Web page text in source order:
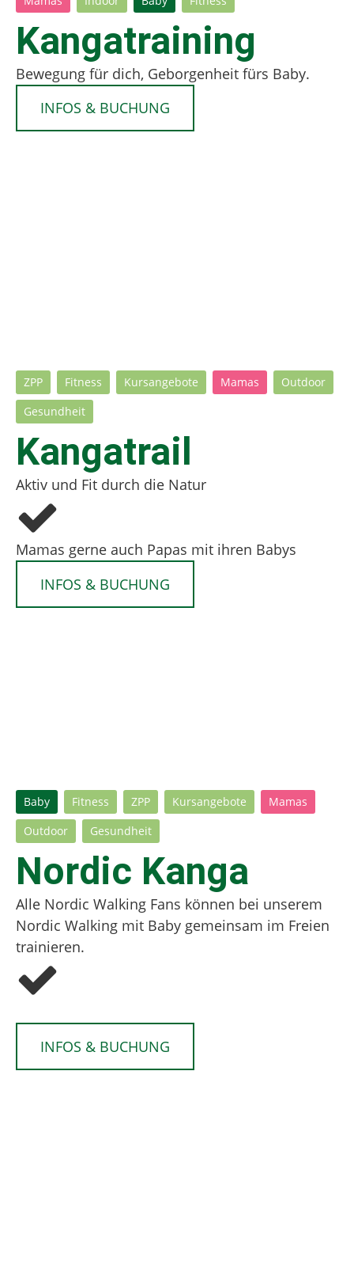
Kangatraining
Bewegung für dich, Geborgenheit fürs Baby.
INFOS & BUCHUNG
ZPP Fitness Kursangebote Mamas Outdoor
Gesundheit
Kangatrail
Aktiv und Fit durch die Natur
Mamas gerne auch Papas mit ihren Babys
INFOS & BUCHUNG
Baby Fitness ZPP Kursangebote Mamas
Outdoor Gesundheit
Nordic Kanga
Alle Nordic Walking Fans können bei unserem
Nordic Walking mit Baby gemeinsam im Freien
trainieren.
INFOS & BUCHUNG